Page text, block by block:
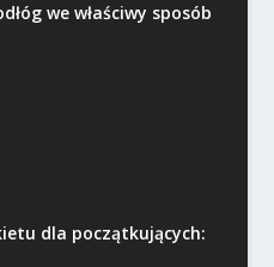
we właściwy sposób
dla początkujących: